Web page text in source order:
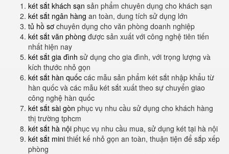
két sắt khách sạn sản phẩm chuyên dụng cho khách sạn
két sắt ngân hàng an toàn, dung tích sử dụng lớn
tủ hồ sơ chuyên dụng cho văn phòng doanh nghiệp
két sắt văn phòng được sản xuất với công nghệ tiên tiến
nhất hiện nay
két sắt gia đình sử dụng cho gia đình, với trọng lượng và
kích thước nhỏ gọn
két sắt hàn quốc các mẫu sản phẩm két sắt nhập khẩu từ
hàn quốc và các mẫu két sắt xuất theo sự chuyển giao
công nghệ hàn quốc
két sắt sài gòn phục vụ nhu cầu sử dụng cho khách hàng
thị trường tphcm
két sắt hà nội phục vụ nhu cầu mua, sử dụng két tại hà nội
két sắt mini thiết kế nhỏ gọn an toàn, thuận tiện để sắp xếp
phòng